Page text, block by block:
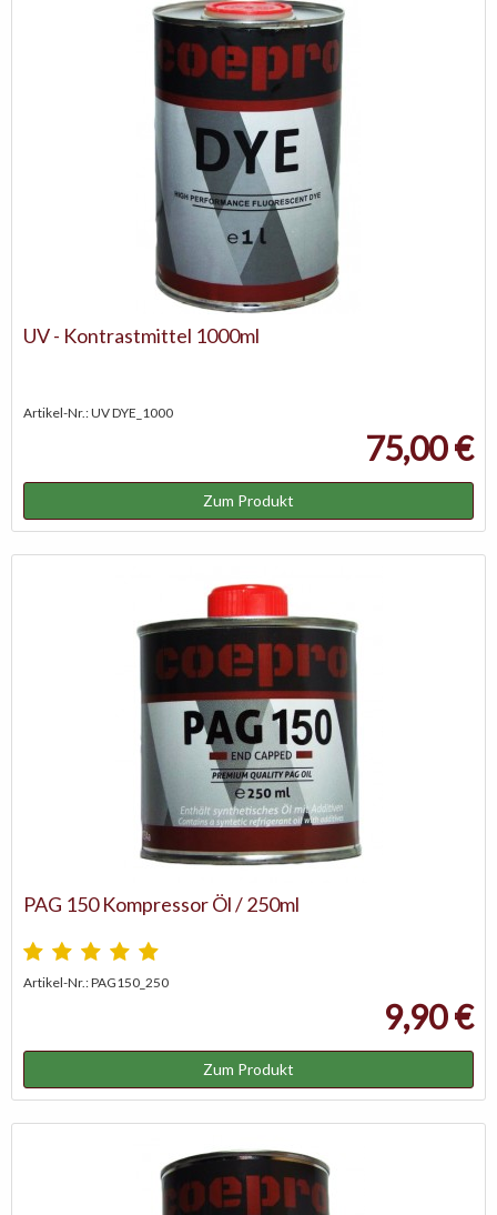
UV - Kontrastmittel 1000ml
Artikel-Nr.: UV DYE_1000
75,00 €
Zum Produkt
PAG 150 Kompressor Öl / 250ml
Artikel-Nr.: PAG150_250
9,90 €
Zum Produkt